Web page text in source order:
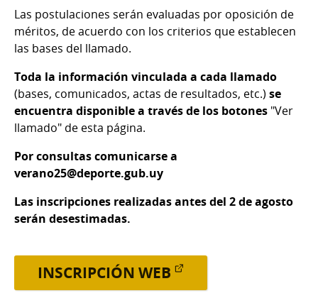
Las postulaciones serán evaluadas por oposición de
méritos, de acuerdo con los criterios que establecen
las bases del llamado.
Toda la información vinculada a cada llamado
(bases, comunicados, actas de resultados, etc.) se
encuentra disponible a través de los botones "Ver
llamado" de esta página.
Por consultas comunicarse a
verano25@deporte.gub.uy
Las inscripciones realizadas antes del 2 de agosto
serán desestimadas.
INSCRIPCIÓN WEB